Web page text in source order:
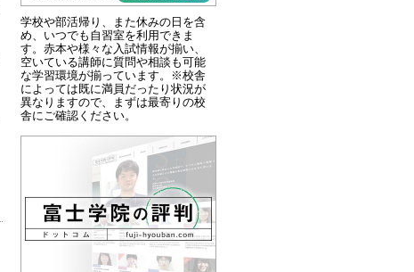
学校や部活帰り、また休みの日を含
め、いつでも自習室を利用できま
す。赤本や様々な入試情報が揃い、
空いている講師に質問や相談も可能
な学習環境が揃っています。※校舎
によっては既に満員だったり状況が
異なりますので、まずは最寄りの校
舎にご確認ください。